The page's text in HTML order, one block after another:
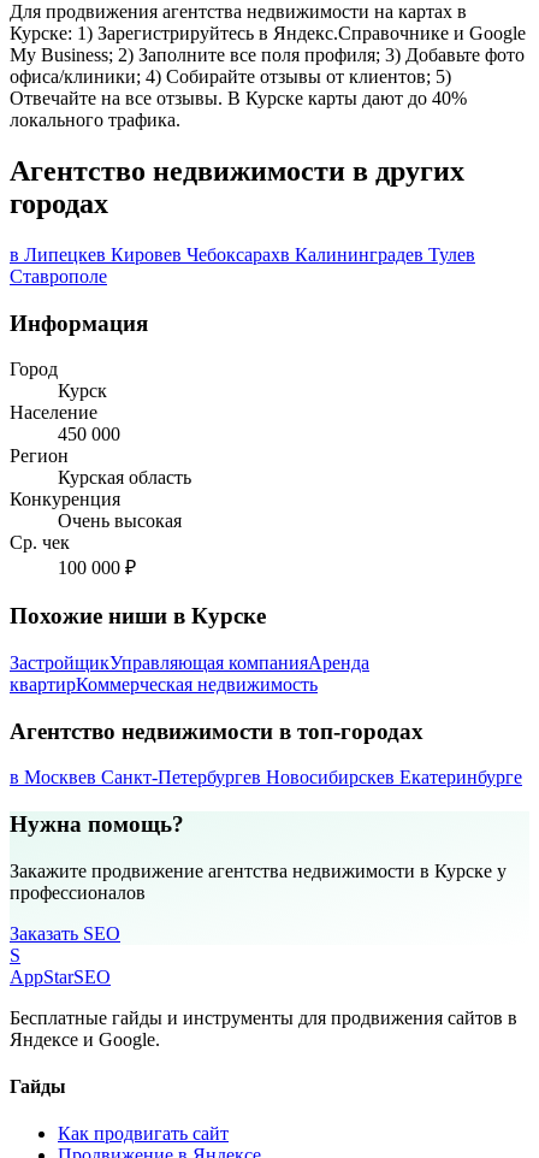
Для продвижения агентства недвижимости на картах в
Курске: 1) Зарегистрируйтесь в Яндекс.Справочнике и Google
My Business; 2) Заполните все поля профиля; 3) Добавьте фото
офиса/клиники; 4) Собирайте отзывы от клиентов; 5)
Отвечайте на все отзывы. В Курске карты дают до 40%
локального трафика.
Агентство недвижимости в других
городах
в Липецкев Кировев Чебоксарахв Калининградев Тулев
Ставрополе
Информация
Город
Курск
Население
450 000
Регион
Курская область
Конкуренция
Очень высокая
Ср. чек
100 000 ₽
Похожие ниши в Курске
ЗастройщикУправляющая компанияАренда
квартирКоммерческая недвижимость
Агентство недвижимости в топ-городах
в Москвев Санкт-Петербургев Новосибирскев Екатеринбурге
Нужна помощь?
Закажите продвижение агентства недвижимости в Курске у
профессионалов
Заказать SEO
S
AppStarSEO
Бесплатные гайды и инструменты для продвижения сайтов в
Яндексе и Google.
Гайды
Как продвигать сайт